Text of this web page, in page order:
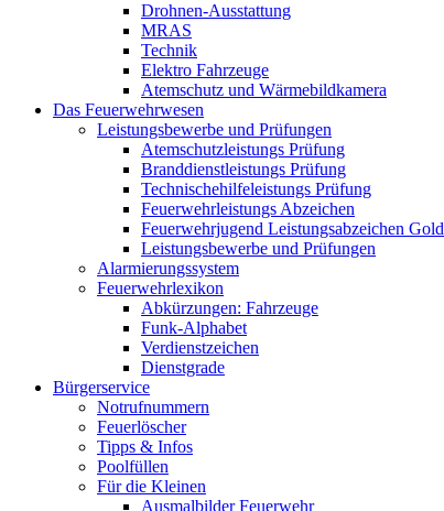
Drohnen-Ausstattung
MRAS
Technik
Elektro Fahrzeuge
Atemschutz und Wärmebildkamera
Das Feuerwehrwesen
Leistungsbewerbe und Prüfungen
Atemschutzleistungs Prüfung
Branddienstleistungs Prüfung
Technischehilfeleistungs Prüfung
Feuerwehrleistungs Abzeichen
Feuerwehrjugend Leistungsabzeichen Gold
Leistungsbewerbe und Prüfungen
Alarmierungssystem
Feuerwehrlexikon
Abkürzungen: Fahrzeuge
Funk-Alphabet
Verdienstzeichen
Dienstgrade
Bürgerservice
Notrufnummern
Feuerlöscher
Tipps & Infos
Poolfüllen
Für die Kleinen
Ausmalbilder Feuerwehr